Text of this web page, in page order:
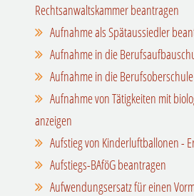
Rechtsanwaltskammer beantragen
Aufnahme als Spätaussiedler
Aufnahme in die
Aufnahme in die
Aufnahme von Tätigkeiten mit
anzeigen
Aufstieg von Kinderluftballonen -
Aufstiegs-BAföG beantragen
Aufwendungsersatz für einen